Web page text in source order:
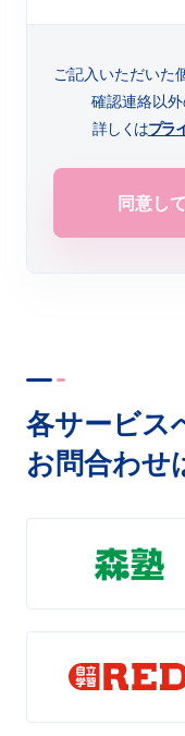
ご記入いただいた
確認連絡以外
詳しくはプラ
同意し
各サービス
お問合わせ